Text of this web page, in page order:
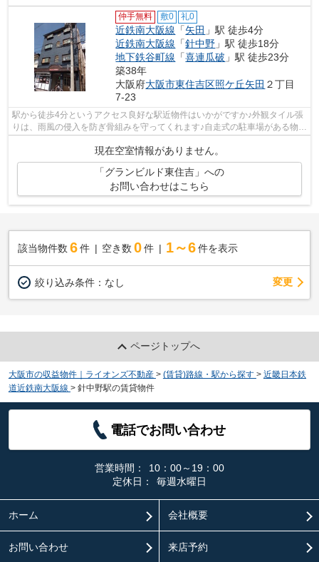
仲手無料 敷0 礼0
近鉄南大阪線 「矢田 」駅 徒歩4分
近鉄南大阪線 「針中野 」駅 徒歩18分
地下鉄谷町線 「喜連瓜破 」駅 徒歩23分
築38年
大阪府大阪市東住吉区照ケ丘矢田 ２丁目
7-23
駅から徒歩4分というアクセス良好な駅近物件はいかがですか♪外観タイル張
りは、雨風の侵入を防ぎ骨組みを守ってくれます♪自走式の駐車場がある物件
現在空室情報がありません。
「グランビルド東住吉」への
お問い合わせはこちら
該当物件数 6件 空き数 0 件 1～6 件を表示
絞り込み条件： なし 変更
ページトップへ
大阪市の収益物件｜ライオンズ不動産 > (賃貸)路線・駅から探す > 近畿日本鉄
道近鉄南大阪線 > 針中野駅の賃貸物件
電話でお問い合わせ
営業時間：
10：00～19：00
定休日：
毎週水曜日
ホーム 会社概要
お問い合わせ 来店予約